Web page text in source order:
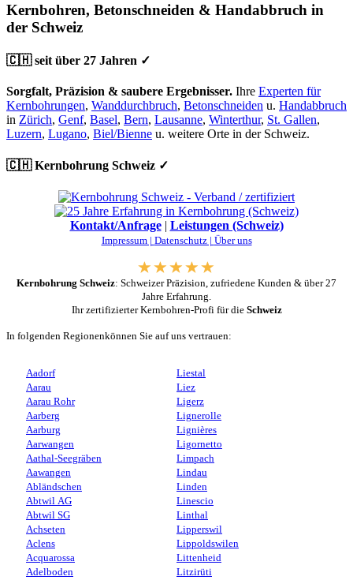
Kernbohren, Betonschneiden & Handabbruch in
der Schweiz
🇨🇭 seit über 27 Jahren ✓
Sorgfalt, Präzision & saubere Ergebnisser. Ihre Experten für
Kernbohrungen, Wanddurchbruch, Betonschneiden u. Handabbruch
in Zürich, Genf, Basel, Bern, Lausanne, Winterthur, St. Gallen,
Luzern, Lugano, Biel/Bienne u. weitere Orte in der Schweiz.
🇨🇭 Kernbohrung Schweiz ✓
Kontakt/Anfrage| Leistungen (Schweiz)
Impressum | Datenschutz | Über uns
Kernbohrung Schweiz: Schweizer Präzision, zufriedene Kunden & über 27
Jahre Erfahrung.
Ihr zertifizierter Kernbohren-Profi für die Schweiz
In folgenden Regionenkönnen Sie auf uns vertrauen:
Aadorf
Aarau
Aarau Rohr
Aarberg
Aarburg
Aarwangen
Aathal-Seegräben
Aawangen
Abländschen
Abtwil AG
Abtwil SG
Achseten
Aclens
Acquarossa
Adelboden
Liestal
Liez
Ligerz
Lignerolle
Lignières
Ligornetto
Limpach
Lindau
Linden
Linescio
Linthal
Lipperswil
Lippoldswilen
Littenheid
Litzirüti